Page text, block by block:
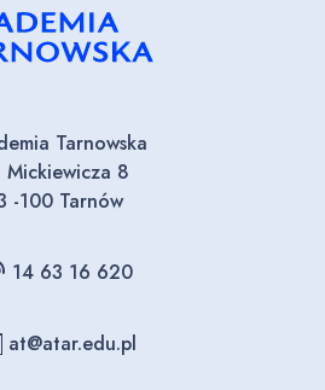
Tarnowska
Mickiewicza 8
-100 Tarnów
14 63 16 620
at@atar.edu.pl